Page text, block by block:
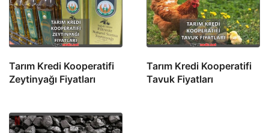
Tarım Kredi Kooperatifi
Zeytinyağı Fiyatları
Tarım Kredi Kooperatifi
Tavuk Fiyatları